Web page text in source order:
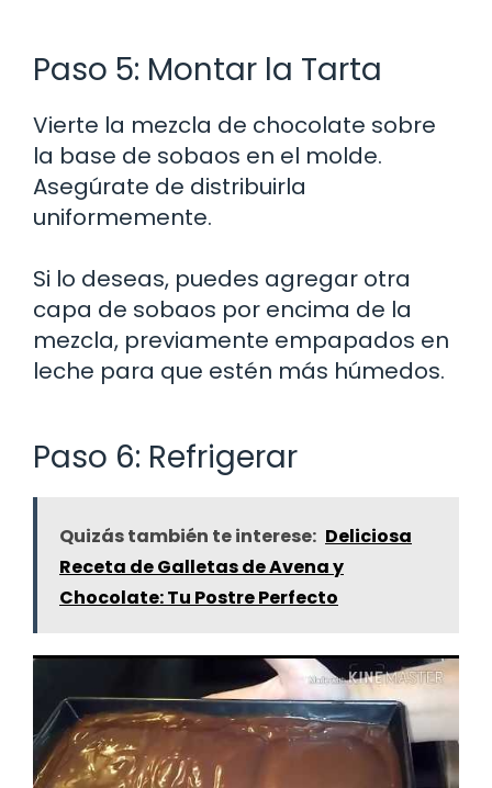
Paso 5: Montar la Tarta
Vierte la mezcla de chocolate sobre
la base de sobaos en el molde.
Asegúrate de distribuirla
uniformemente.
Si lo deseas, puedes agregar otra
capa de sobaos por encima de la
mezcla, previamente empapados en
leche para que estén más húmedos.
Paso 6: Refrigerar
Quizás también te interese: Deliciosa
Receta de Galletas de Avena y
Chocolate: Tu Postre Perfecto